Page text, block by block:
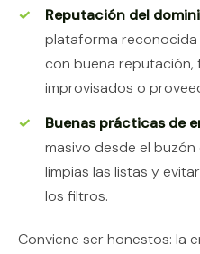
Reputación del
plataforma
con buena reputación,
improvisados o
Buenas prácticas de
masivo desde el
limpias las listas y
los filtros.
Conviene ser honestos: la